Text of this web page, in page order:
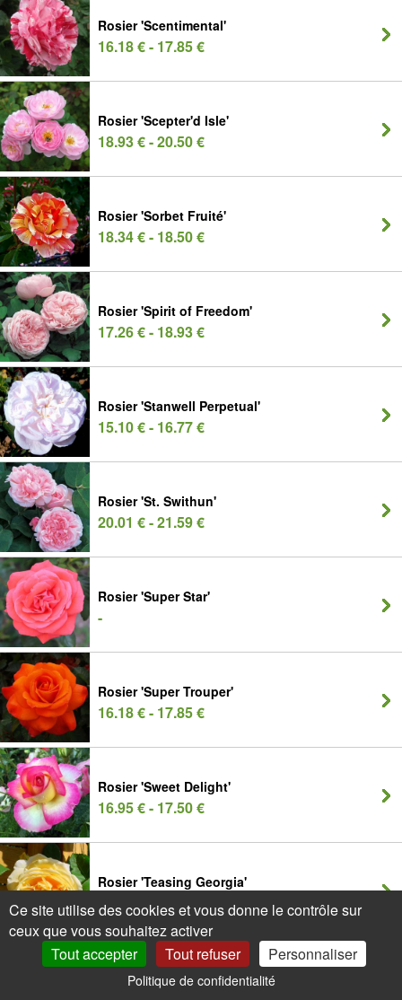
Rosier 'Scentimental'
16.18 € - 17.85 €
Rosier 'Scepter'd Isle'
18.93 € - 20.50 €
Rosier 'Sorbet Fruité'
18.34 € - 18.50 €
Rosier 'Spirit of Freedom'
17.26 € - 18.93 €
Rosier 'Stanwell Perpetual'
15.10 € - 16.77 €
Rosier 'St. Swithun'
20.01 € - 21.59 €
Rosier 'Super Star'
-
Rosier 'Super Trouper'
16.18 € - 17.85 €
Rosier 'Sweet Delight'
16.95 € - 17.50 €
Rosier 'Teasing Georgia'
20.01 € - 21.59 €
Rosier 'Terracotta'
Promos
Ce site utilise des cookies et vous donne le contrôle sur
ceux que vous souhaitez activer
Tout accepter
Tout refuser Personnaliser
Politique de confidentialité